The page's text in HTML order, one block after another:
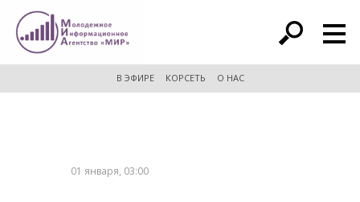
расширенный поиск
В ЭФИРЕ КОРСЕТЬ О НАС
01 января, 03:00